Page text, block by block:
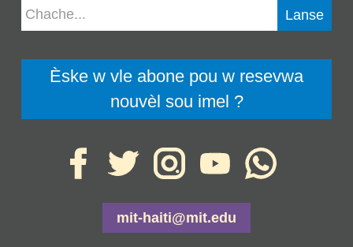
Èske w vle abone pou w resevwa
nouvèl sou imel ?
mit-haiti@mit.edu